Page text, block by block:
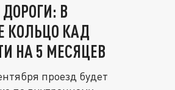
В
КОЛЬЦО КАД
НА 5 МЕСЯЦЕВ
проезд будет